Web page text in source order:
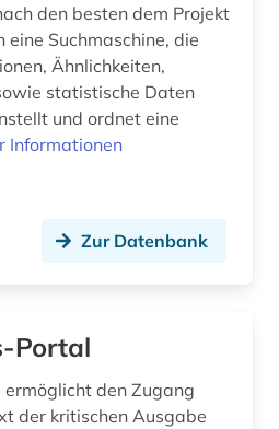
den besten dem Projekt
Ähnlichkeiten,
statistische Daten
und ordnet eine
Informationen
Zur Datenbank
Portal
den Zugang
der kritischen Ausgabe